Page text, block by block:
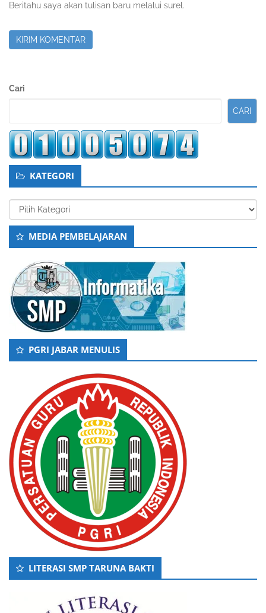
Beritahu saya akan tulisan baru melalui surel.
Sidebar
Cari
CARI
KATEGORI
Kategori
MEDIA PEMBELAJARAN
PGRI JABAR MENULIS
LITERASI SMP TARUNA BAKTI